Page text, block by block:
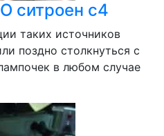
ситроен с4
таких источников
поздно столкнуться с
в любом случае